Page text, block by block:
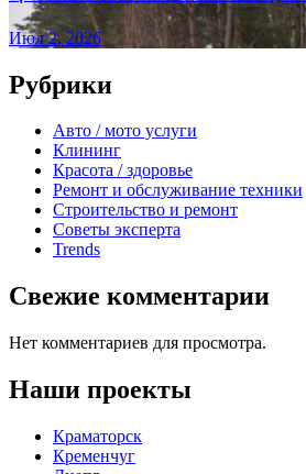
Июл 2, 2026
Рубрики
Авто / мото услуги
Клининг
Красота / здоровье
Ремонт и обслуживание техники
Строительство и ремонт
Советы эксперта
Trends
Свежие комментарии
Нет комментариев для просмотра.
Наши проекты
Краматорск
Кременчуг